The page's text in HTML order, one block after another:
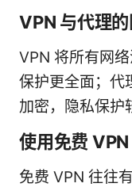
VPN 与代理的
VPN 将所有网
保护更全面；代
加密，隐私保护
使用免费 VPN
免费 VPN 往往